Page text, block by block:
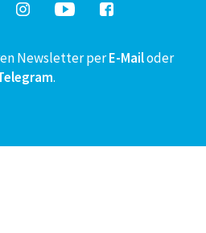
Newsletter perE-Mailoder
.